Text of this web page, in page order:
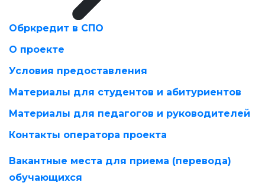
Обркредит в СПО
О проекте
Условия предоставления
Материалы для студентов и абитуриентов
Материалы для педагогов и руководителей
Контакты оператора проекта
Вакантные места для приема (перевода)
обучающихся